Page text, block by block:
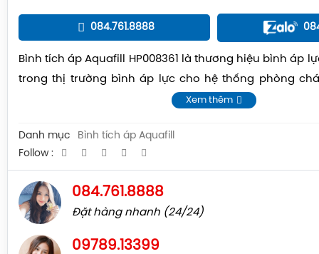
084.761.8888
Bình tích áp Aquafill HP008361 là thương hiệu bình áp
trong thị trường bình áp lực cho hệ thống phòng
thống cấp nước và cho bất kỳ ứng dụng nào yêu
Xem thêm
Danh mục
Bình tích áp Aquafill
Follow :
084.761.8888
Đặt hàng nhanh (24/24)
09789.13399